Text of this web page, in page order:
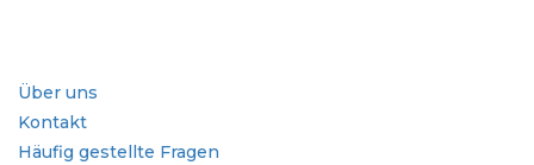
Über uns
Kontakt
Häufig gestellte Fragen